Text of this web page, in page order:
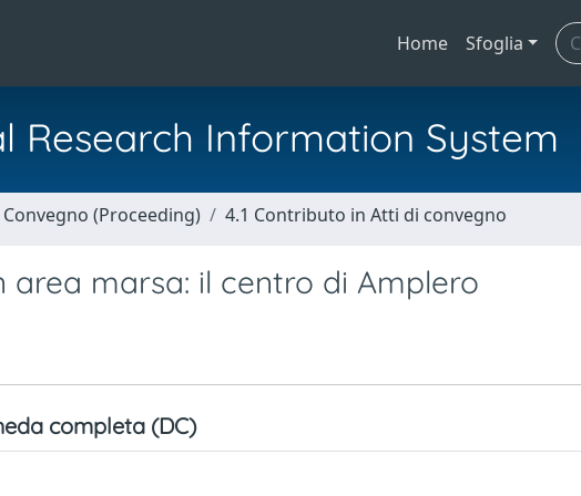
Home Sfoglia
Research Information System
(Proceeding) 4.1 Contributo in Atti di convegno
area marsa: il centro di Amplero
completa (DC)